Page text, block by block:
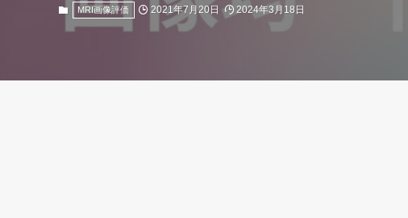
MRI画像評価 2021年7月20日 2024年3月18日